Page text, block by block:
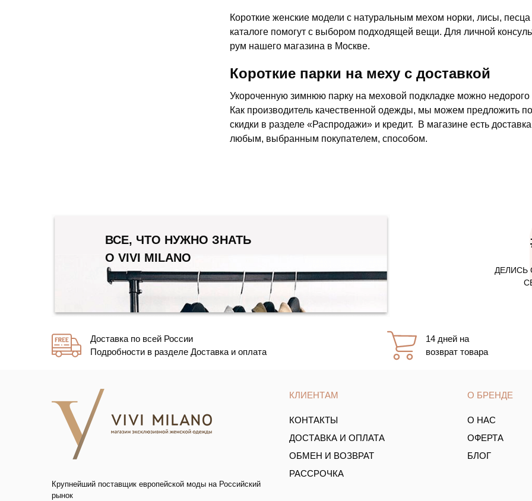
Короткие женские модели с натуральным мехом норки, лисы,
каталоге помогут с выбором подходящей вещи. Для личной
рум нашего магазина в Москве.
Короткие парки на меху с доставкой
Укороченную зимнюю парку на меховой подкладке можно
Как производитель качественной одежды, мы можем предложить
скидки в разделе «Распродажи» и кредит. В магазине есть
любым, выбранным покупателем, способом.
ВСЕ, ЧТО НУЖНО ЗНАТЬ
О VIVI MILANO
ДЕЛИСЬ
Доставка по всей России
Подробности в разделе Доставка и оплата
14 дней на
возврат товара
Крупнейший поставщик европейской моды на Российский
рынок
КЛИЕНТАМ
КОНТАКТЫ
ДОСТАВКА И ОПЛАТА
ОБМЕН И ВОЗВРАТ
РАССРОЧКА
О БРЕНДЕ
О НАС
ОФЕРТА
БЛОГ